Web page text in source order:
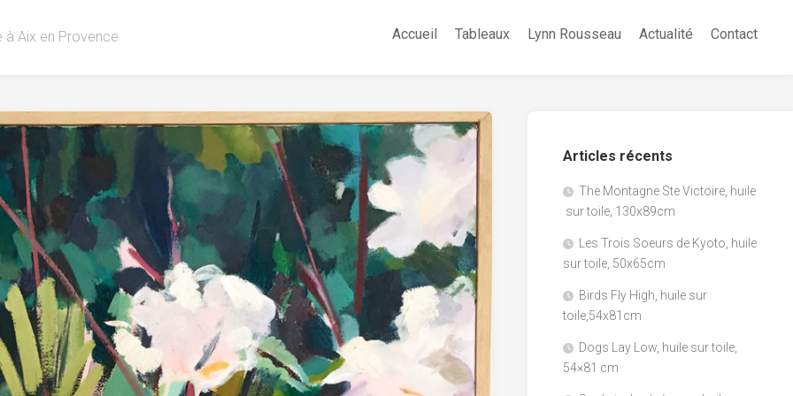
à Aix en Provence Accueil Tableaux Lynn Rousseau Actualité Contact
Articles récents
The Montagne Ste Victoire, huile
sur toile, 130x89cm
Les Trois Soeurs de Kyoto, huile
sur toile, 50x65cm
Birds Fly High, huile sur
toile,54x81cm
Dogs Lay Low, huile sur toile,
54×81 cm